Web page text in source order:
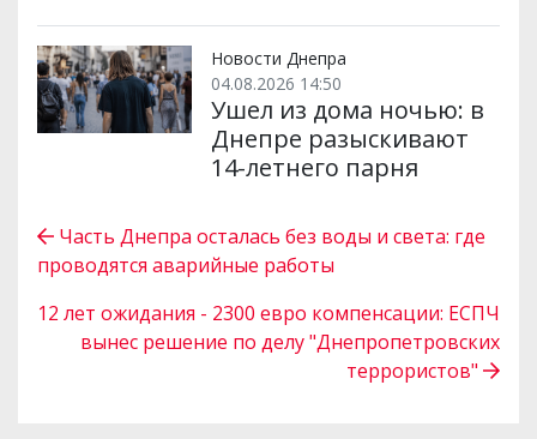
Новости Днепра
04.08.2026 14:50
Ушел из дома ночью: в
Днепре разыскивают
14-летнего парня
Часть Днепра осталась без воды и света: где
проводятся аварийные работы
12 лет ожидания - 2300 евро компенсации: ЕСПЧ
вынес решение по делу "Днепропетровских
террористов"